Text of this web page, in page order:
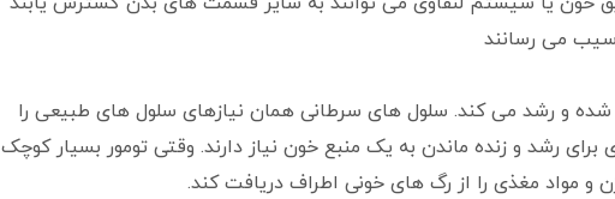
می رسانند
شده و رشد می کند. سلول های سرطانی همان نیازهای سلول های طبیعی را
برای رشد و زنده ماندن به یک منبع خون نیاز دارند. وقتی تومور بسیار کوچک
و مواد مغذی را از رگ های خونی اطراف دریافت کند.